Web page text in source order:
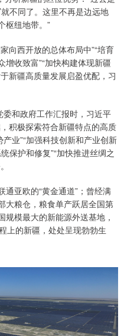
不同了。这里不再是边远地
枢纽地带。”
向西开放的总体布局中”“培育
收致富”“加快构建体现新疆
新疆高质量发展启盈优配，习
和政府工作汇报时，习近平
积极探索符合新疆特点的高质
业”“加强科技创新和产业创新
保护和修复”“加快推进丝绸之
亚欧的“黄金通道”；曾经满
大粮仓，粮食单产跃居全国第
模最大的新能源外送基地，
的新疆，处处呈现勃勃生